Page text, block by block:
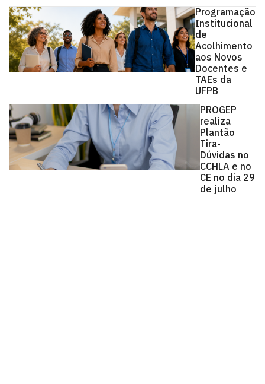
Programação
Institucional
de
Acolhimento
aos Novos
Docentes e
TAEs da
UFPB
PROGEP
realiza
Plantão
Tira-
Dúvidas no
CCHLA e no
CE no dia 29
de julho